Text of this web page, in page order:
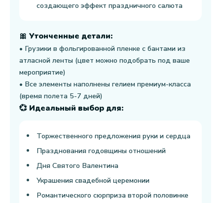
создающего эффект праздничного салюта
🎀 Утонченные детали:
• Грузики в фольгированной пленке с бантами из
атласной ленты (цвет можно подобрать под ваше
мероприятие)
• Все элементы наполнены гелием премиум-класса
(время полета 5-7 дней)
💞 Идеальный выбор для:
Торжественного предложения руки и сердца
Празднования годовщины отношений
Дня Святого Валентина
Украшения свадебной церемонии
Романтического сюрприза второй половинке